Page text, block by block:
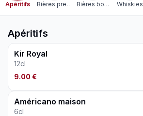
Apéritifs Bières pressionBières bouteilleWhiskies
Apéritifs
Kir Royal
12cl
9.00 €
Américano maison
6cl